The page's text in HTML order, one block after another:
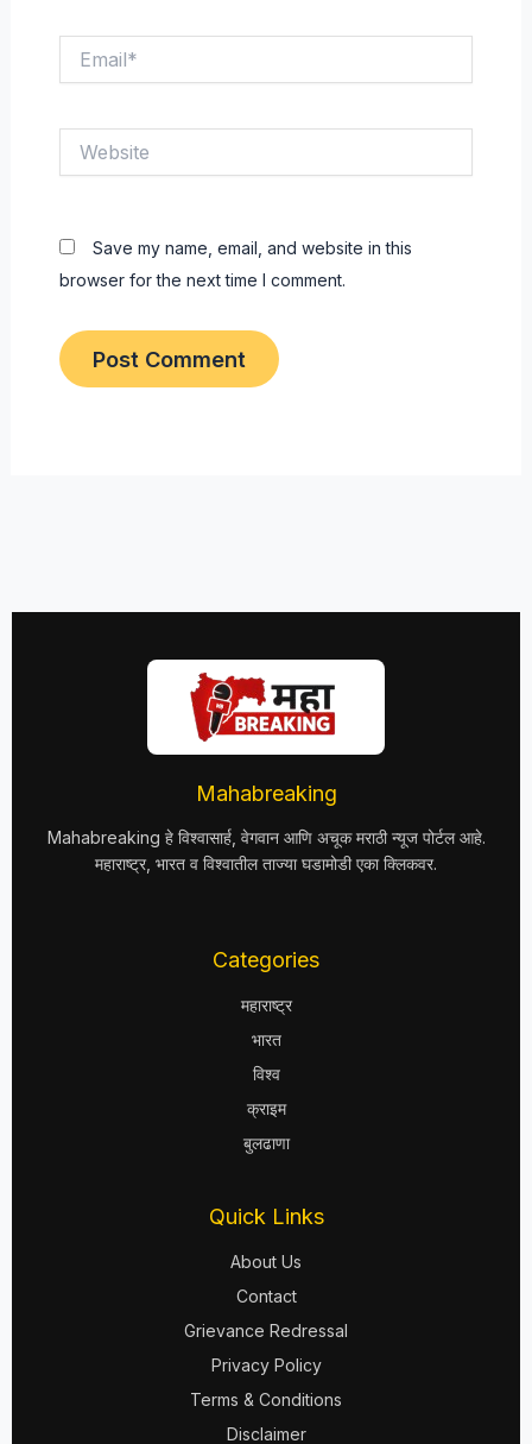
Save my name, email, and website in this
browser for the next time I comment.
Mahabreaking
Mahabreaking हे विश्वासार्ह, वेगवान आणि अचूक मराठी न्यूज पोर्टल आहे.
महाराष्ट्र, भारत व विश्वातील ताज्या घडामोडी एका क्लिकवर.
Categories
महाराष्ट्र
भारत
विश्व
क्राइम
बुलढाणा
Quick Links
About Us
Contact
Grievance Redressal
Privacy Policy
Terms & Conditions
Disclaimer